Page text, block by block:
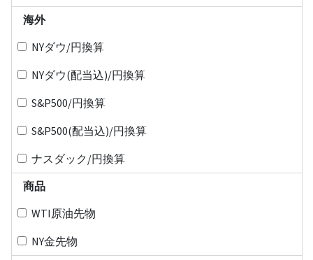
海外
NYダウ/円換算
NYダウ(配当込)/円換算
S&P500/円換算
S&P500(配当込)/円換算
ナスダック/円換算
商品
WTI原油先物
NY金先物